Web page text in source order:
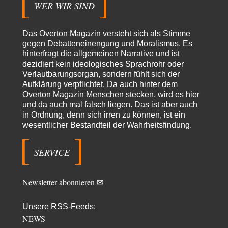
Adel verpflichtetvor 14 Stunden zu:
Vielen Dank, hatte ich nicht auf dem Schirm, weil ich ihn nicht mehr
lese. Beweist…
garnovor 16 Stunden zu:
Absurde Debatte um Ceuta-„Invasion“ durch Marokko
vertieft EU-Spaltung
Gratuliere, du hast erkannt wer hier der Bösewicht ist. Dann kann es ja
gar nicht…
Schattenlandvor 17 Stunden zu:
Unkabarettistische Anstalten
Dem schließe ich mich 100 pro an - das deutsche politische Kabarett ist
tot (Lisa…
vor 18 Stunden zu:
Dissonanzen
Kleine Korrektur: Anders als Moshe Zuckermann schildet gab es in den
1960er und 1970er Jahren…
Wolfgang Wirthvor 18 Stunden zu:
Entkernen, Umfunktionieren und (feindlich) Übernehmen
@Froschhaut Vielen Dank für Ihre freundlichen Worte. Ich nehme an,
WER WIR SIND
Das Overton Magazin versteht sich als Stimme
gegen Debatteneinengung und Moralismus. Es
hinterfragt die allgemeinen Narrative und ist
dezidiert kein ideologisches Sprachrohr oder
Verlautbarungsorgan, sondern fühlt sich der
Aufklärung verpflichtet. Da auch hinter dem
Overton Magazin Menschen stecken, wird es hier
und da auch mal falsch liegen. Das ist aber auch
in Ordnung, denn sich irren zu können, ist ein
wesentlicher Bestandteil der Wahrheitsfindung.
SERVICE
Newsletter abonnieren ✉
Unsere RSS-Feeds:
NEWS